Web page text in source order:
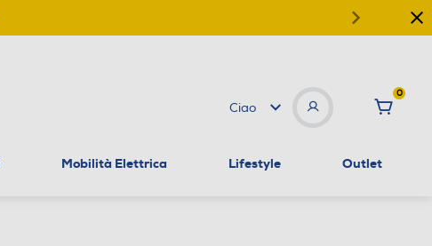
Ciao
0
Mobilità Elettrica Lifestyle Outlet